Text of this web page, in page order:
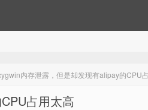
内存泄露，但是却发现有alipay的CPU
占用太高